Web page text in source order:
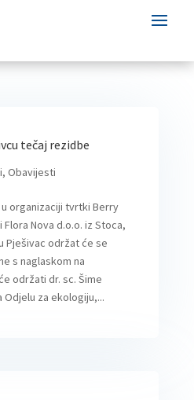
tečaj rezidbe
, Obavijesti
organizaciji tvrtki Berry
Flora Nova d.o.o. iz Stoca,
Pješivac održat će se
s naglaskom na
održati dr. sc. Šime
za ekologiju,...